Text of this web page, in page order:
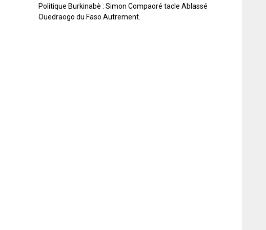
Politique Burkinabè : Simon Compaoré tacle Ablassé
Ouedraogo du Faso Autrement.